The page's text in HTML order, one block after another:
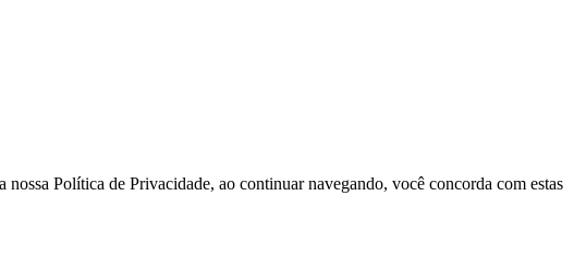
Política de Privacidade, ao continuar navegando, você concorda com estas